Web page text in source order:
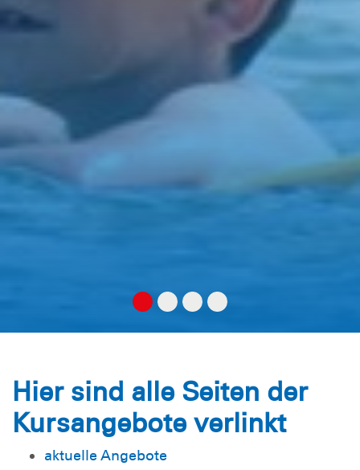
Hier sind alle Seiten der
Kursangebote verlinkt
aktuelle Angebote